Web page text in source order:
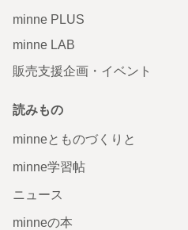
minne PLUS
minne LAB
販売支援企画・イベント
読みもの
minneとものづくりと
minne学習帖
ニュース
minneの本